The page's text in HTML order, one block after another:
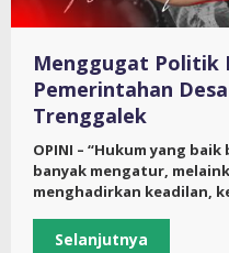
Menggugat Politik
Pemerintahan
Trenggalek
OPINI – “Hukum yang
banyak mengatur,
menghadirkan keadilan,
Selanjutnya